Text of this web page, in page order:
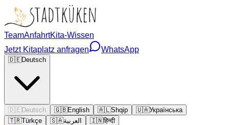
TeamAnfahrtKita-Wissen
Jetzt Kitaplatz anfragen
WhatsApp
🇩🇪Deutsch
🇩🇪 Deutsch 🇬🇧English 🇦🇱Shqip 🇺🇦Українська
🇹🇷Türkçe 🇸🇦العربية 🇮🇳हिन्दी